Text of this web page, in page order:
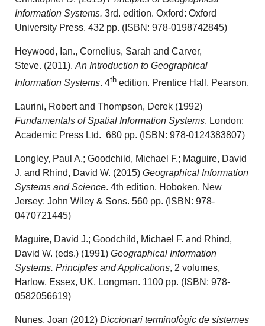
Information Systems. 3rd. edition. Oxford: Oxford
University Press. 432 pp. (ISBN: 978-0198742845)
Heywood, Ian., Cornelius, Sarah and Carver,
Steve. (2011).An Introduction to Geographical
Information Systems. 4th edition. Prentice Hall, Pearson.
Laurini, Robert and Thompson, Derek (1992)
Fundamentals of Spatial Information Systems. London:
Academic Press Ltd. 680 pp. (ISBN: 978-0124383807)
Longley, Paul A.; Goodchild, Michael F.; Maguire, David
J. and Rhind, David W. (2015)Geographical Information
Systems and Science. 4th edition. Hoboken, New
Jersey: John Wiley & Sons. 560 pp. (ISBN: 978-
0470721445)
Maguire, David J.; Goodchild, Michael F. and Rhind,
David W. (eds.) (1991)Geographical Information
Systems. Principles and Applications, 2 volumes,
Harlow, Essex, UK, Longman. 1100 pp. (ISBN: 978-
0582056619)
Nunes, Joan (2012)Diccionari terminològic de sistemes